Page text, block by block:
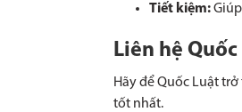
Tiết kiệm:
Liên hệ
Hãy để Quốc Luật
tốt nhất.